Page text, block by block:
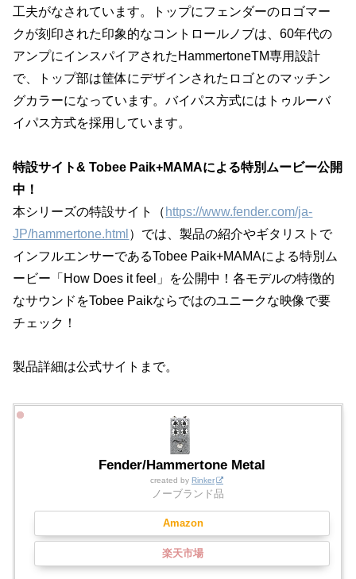
工夫がなされています。トップにフェンダーのロゴマー
クが刻印された印象的なコントロールノブは、60年代の
アンプにインスパイアされたHammertoneTM専用設計
で、トップ部は筐体にデザインされたロゴとのマッチン
グカラーになっています。バイパス方式にはトゥルーバ
イパス方式を採用しています。
特設サイト& Tobee Paik+MAMAによる特別ムービー公開
中！
本シリーズの特設サイト（ https://www.fender.com/ja-
JP/hammertone.html ）では、製品の紹介やギタリストで
インフルエンサーであるTobee Paik+MAMAによる特別ム
ービー「How Does it feel」を公開中！各モデルの特徴的
なサウンドをTobee Paikならではのユニークな映像で要
チェック！
製品詳細は公式サイトまで。
Fender/Hammertone Metal
created by Rinker
ノーブランド品
Amazon
楽天市場